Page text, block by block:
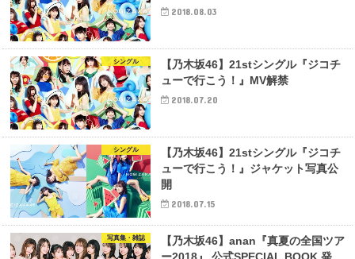
2018.08.03
シングル
【乃木坂46】21stシングル『ジコチ
ューで行こう！』MV解禁
2018.07.20
シングル
【乃木坂46】21stシングル『ジコチ
ューで行こう！』ジャケット写真公
開
2018.07.15
写真集・雑誌
【乃木坂46】anan『真夏の全国ツア